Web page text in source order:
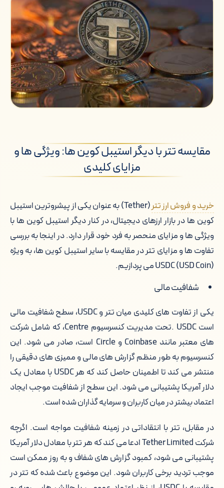
مقایسه تتر با دیگر استیبل کوین ها: ویژگی ها و
مزایای کلیدی
خرید و فروش ارز تتر
(Tether) به عنوان یکی از پیشروترین استیبل
کوین ها در بازار ارزهای دیجیتال، در کنار دیگر استیبل کوین ها با
ویژگی ها و مزایای منحصر به فرد خود قرار دارد. در اینجا به بررسی
تفاوت ها و مزایای تتر در مقایسه با سایر استیبل کوین ها، به ویژه
USDC (USD Coin) می پردازیم.
شفافیت مالی
یکی از تفاوت های کلیدی میان تتر و USDC، سطح شفافیت مالی
است USDC .تحت مدیریت کنسرسیوم Centre، که شامل شرکت
های معتبر مانند Coinbase و Circle است، صادر می شود. این
کنسرسیوم به طور منظم گزارش های مالی و ممیزی های دقیقی را
منتشر می کند تا اطمینان حاصل کند که هر USDC با معادل یک
دلار آمریکا پشتیبانی می شود. این سطح از شفافیت موجب ایجاد
اعتماد بیشتر در میان کاربران و سرمایه گذاران شده است.
در مقابل، تتر با انتقاداتی در زمینه شفافیت مواجه است. اگرچه
شرکت Tether Limited ادعا می کند که هر تتر با معادل دلار آمریکا
پشتیبانی می شود، کمبود گزارش های شفاف و به روز ممکن است
موجب تردید برخی کاربران شود. این موضوع باعث شده که تتر در